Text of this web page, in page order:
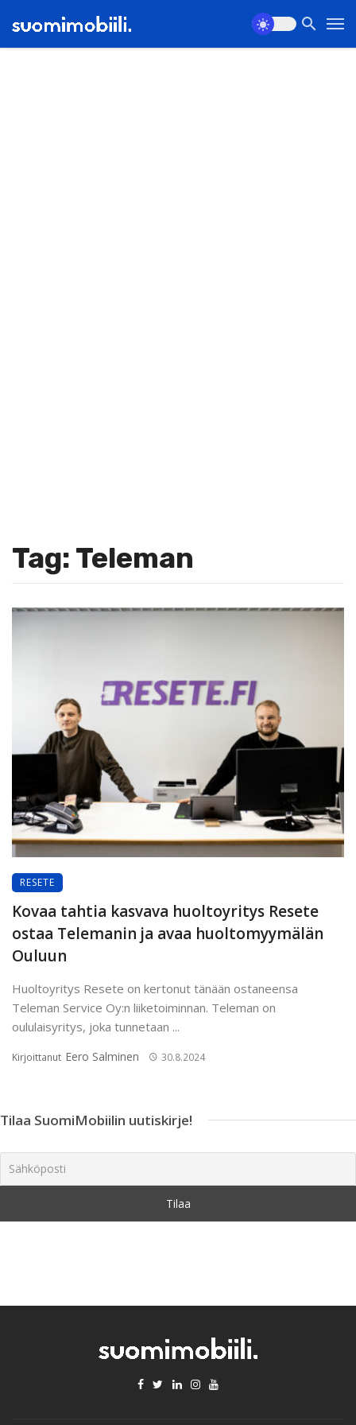
Tag: Teleman
RESETE
Kovaa tahtia kasvava huoltoyritys Resete
ostaa Telemanin ja avaa huoltomyymälän
Ouluun
Huoltoyritys Resete on kertonut tänään ostaneensa
Teleman Service Oy:n liiketoiminnan. Teleman on
oululaisyritys, joka tunnetaan ...
Kirjoittanut Eero Salminen 30.8.2024
Tilaa SuomiMobiilin uutiskirje!